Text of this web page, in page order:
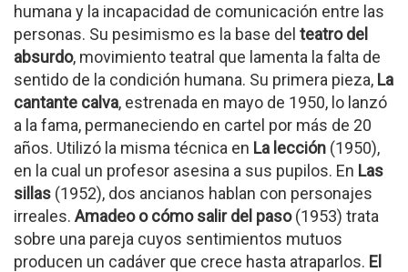
humana y la incapacidad de comunicación entre las
personas. Su pesimismo es la base del teatro del
absurdo, movimiento teatral que lamenta la falta de
sentido de la condición humana. Su primera pieza, La
cantante calva, estrenada en mayo de 1950, lo lanzó
a la fama, permaneciendo en cartel por más de 20
años. Utilizó la misma técnica en La lección (1950),
en la cual un profesor asesina a sus pupilos. En Las
sillas (1952), dos ancianos hablan con personajes
irreales. Amadeo o cómo salir del paso(1953) trata
sobre una pareja cuyos sentimientos mutuos
producen un cadáver que crece hasta atraparlos. El